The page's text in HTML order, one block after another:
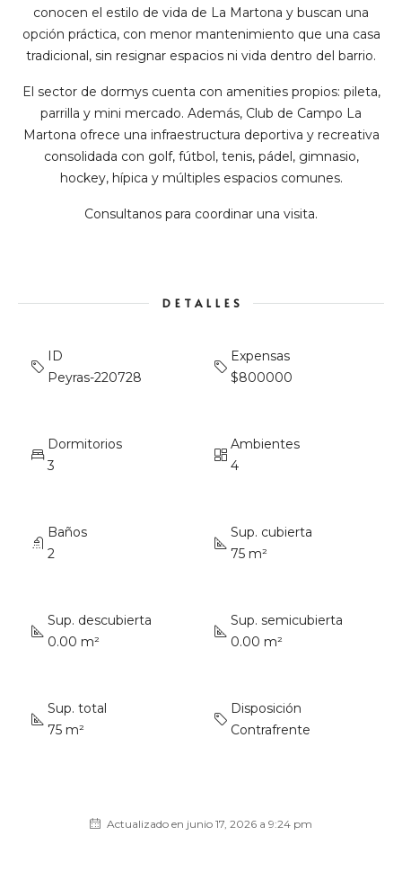
conocen el estilo de vida de La Martona y buscan una
opción práctica, con menor mantenimiento que una casa
tradicional, sin resignar espacios ni vida dentro del barrio.
El sector de dormys cuenta con amenities propios: pileta,
parrilla y mini mercado. Además, Club de Campo La
Martona ofrece una infraestructura deportiva y recreativa
consolidada con golf, fútbol, tenis, pádel, gimnasio,
hockey, hípica y múltiples espacios comunes.
Consultanos para coordinar una visita.
DETALLES
ID
Peyras-220728
Expensas
$800000
Dormitorios
3
Ambientes
4
Baños
2
Sup. cubierta
75 m²
Sup. descubierta
0.00 m²
Sup. semicubierta
0.00 m²
Sup. total
75 m²
Disposición
Contrafrente
Actualizado en junio 17, 2026 a 9:24 pm